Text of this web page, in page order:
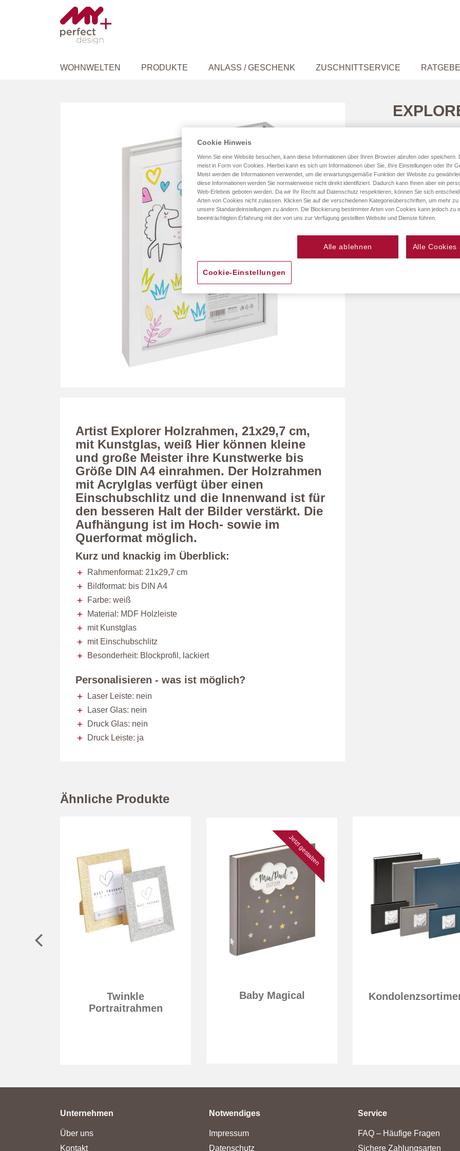
WOHNWELTEN PRODUKTE ANLASS / GESCHENK ZUSCHNITTSERVICE
Größe
Farbe
Bildergalerie
springen
Artist Explorer Holzrahmen, 21x29,7 cm,
mit Kunstglas, weiß Hier können kleine
und große Meister ihre Kunstwerke bis
Größe DIN A4 einrahmen. Der Holzrahmen
mit Acrylglas verfügt über einen
Einschubschlitz und die Innenwand ist für
den besseren Halt der Bilder verstärkt. Die
Aufhängung ist im Hoch- sowie im
Querformat möglich.
Kurz und knackig im Überblick:
Rahmenformat: 21x29,7 cm
Bildformat: bis DIN A4
Farbe: weiß
Material: MDF Holzleiste
mit Kunstglas
mit Einschubschlitz
Besonderheit: Blockprofil, lackiert
Personalisieren - was ist möglich?
Laser Leiste: nein
Laser Glas: nein
Druck Glas: nein
Druck Leiste: ja
Ähnliche Produkte
Twinkle
Portraitrahmen
Jetzt gestalten
Baby Magical
Unternehmen
Über uns
Kontakt
Notwendiges
Impressum
Datenschutz
Service
FAQ – Häufige Fragen
Sichere Zahlungsarten
Cookie Hinweis
Wenn Sie eine Website besuchen, kann diese Informationen über Ihren Browser abrufen oder speichern.
meist in Form von Cookies. Hierbei kann es sich um Informationen über Sie, Ihre Einstellungen oder Ihr
Meist werden die Informationen verwendet, um die erwartungsgemäße Funktion der Website zu
diese Informationen werden Sie normalerweise nicht direkt identifiziert. Dadurch kann Ihnen aber ein
Web-Erlebnis geboten werden. Da wir Ihr Recht auf Datenschutz respektieren, können Sie sich
Arten von Cookies nicht zulassen. Klicken Sie auf die verschiedenen Kategorieüberschriften, um mehr zu
unsere Standardeinstellungen zu ändern. Die Blockierung bestimmter Arten von Cookies kann jedoch zu
beeinträchtigten Erfahrung mit der von uns zur Verfügung gestellten Website und Dienste führen.
Alle ablehnen Alle Cookies
Cookie-Einstellungen